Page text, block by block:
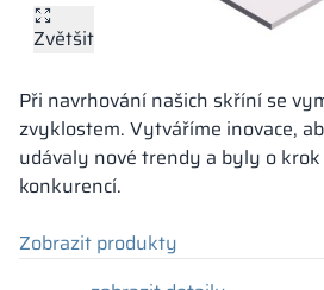
Zvětšit
Při navrhování našich skříní se
zvyklostem. Vytváříme inovace,
udávaly nové trendy a byly o
konkurencí.
Zobrazit produkty